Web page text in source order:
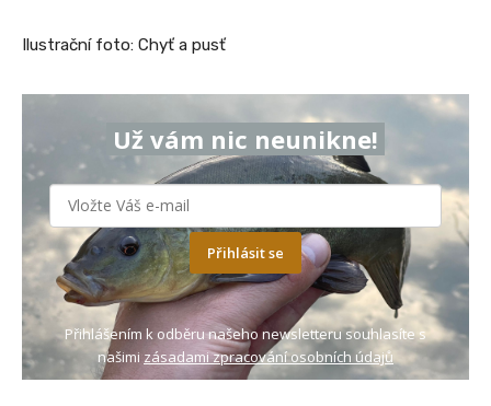
Ilustrační foto: Chyť a pusť
Už vám nic neunikne!
Přihlásit se
Přihlášením k odběru našeho newsletteru souhlasíte s
našimi zásadami zpracování osobních údajů